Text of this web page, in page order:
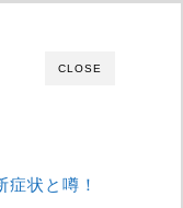
CLOSE
状と噂！